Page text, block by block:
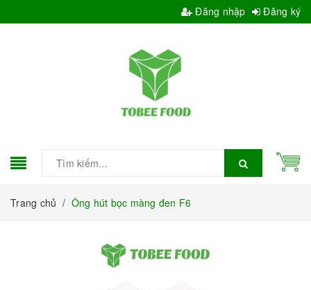
Đăng nhập Đăng ký
Trang chủ / Ông hút bọc màng đen F6